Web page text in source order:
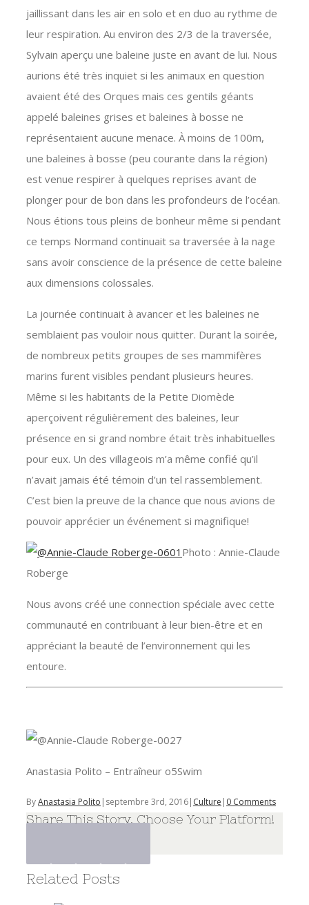
jaillissant dans les air en solo et en duo au rythme de
leur respiration. Au environ des 2/3 de la traversée,
Sylvain aperçu une baleine juste en avant de lui. Nous
aurions été très inquiet si les animaux en question
avaient été des Orques mais ces gentils géants
appelé baleines grises et baleines à bosse ne
représentaient aucune menace. À moins de 100m,
une baleines à bosse (peu courante dans la région)
est venue respirer à quelques reprises avant de
plonger pour de bon dans les profondeurs de l’océan.
Nous étions tous pleins de bonheur même si pendant
ce temps Normand continuait sa traversée à la nage
sans avoir conscience de la présence de cette baleine
aux dimensions colossales.
La journée continuait à avancer et les baleines ne
semblaient pas vouloir nous quitter. Durant la soirée,
de nombreux petits groupes de ses mammifères
marins furent visibles pendant plusieurs heures.
Même si les habitants de la Petite Diomède
aperçoivent régulièrement des baleines, leur
présence en si grand nombre était très inhabituelles
pour eux. Un des villageois m’a même confié qu’il
n’avait jamais été témoin d’un tel rassemblement.
C’est bien la preuve de la chance que nous avions de
pouvoir apprécier un événement si magnifique!
Photo : Annie-Claude
Roberge
Nous avons créé une connection spéciale avec cette
communauté en contribuant à leur bien-être et en
appréciant la beauté de l’environnement qui les
entoure.
Anastasia Polito – Entraîneur o5Swim
ByAnastasia Polito | septembre 3rd, 2016| Culture | 0 Comments
Share This Story, Choose Your Platform!
Related Posts